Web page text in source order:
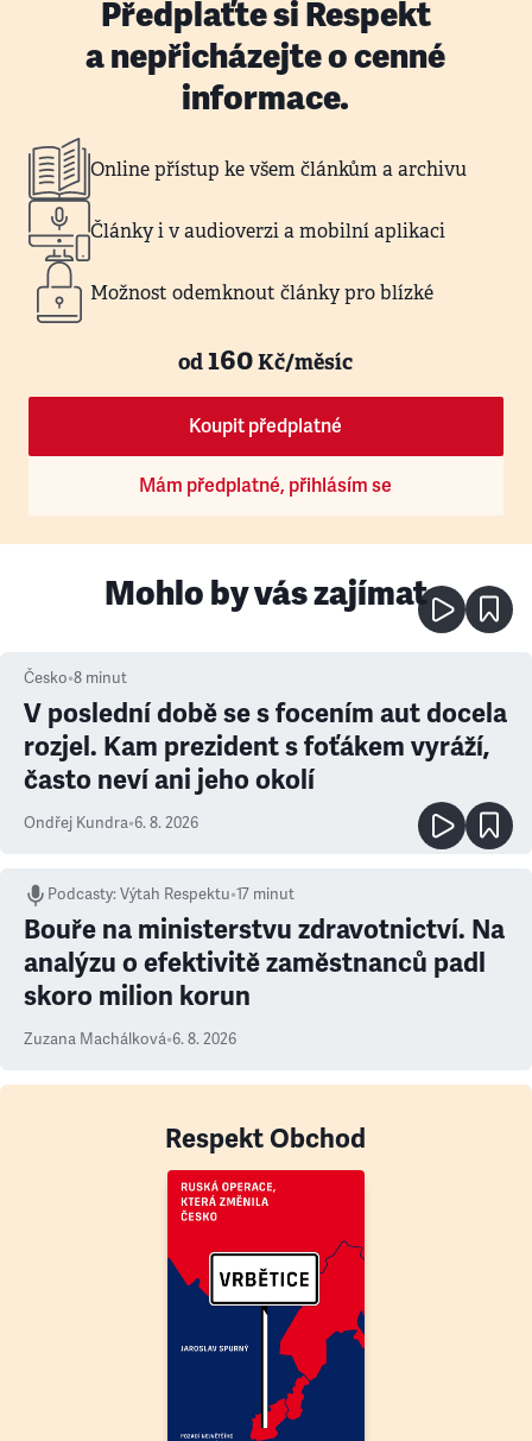
Předplaťte si Respekt
a nepřicházejte o cenné
informace.
Online přístup ke všem článkům a archivu
Články i v audioverzi a mobilní aplikaci
Možnost odemknout články pro blízké
od160Kč/měsíc
Koupit předplatné
Mám předplatné, přihlásím se
Mohlo by vás zajímat
Česko•8 minut
V poslední době se s focením aut docela
rozjel. Kam prezident s foťákem vyráží,
často neví ani jeho okolí
Ondřej Kundra•6. 8. 2026
Podcasty:Výtah Respektu•17 minut
Bouře na ministerstvu zdravotnictví. Na
analýzu o efektivitě zaměstnanců padl
skoro milion korun
Zuzana Machálková•6. 8. 2026
Respekt Obchod